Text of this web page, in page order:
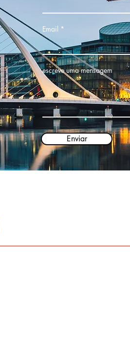
Email
escreve uma mensagem
Enviar